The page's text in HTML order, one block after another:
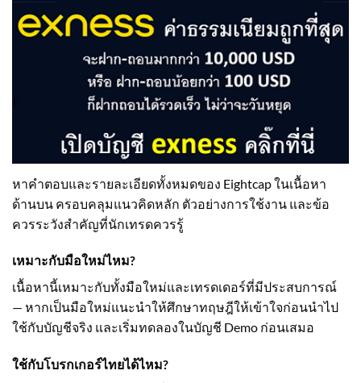
หาคำตอบและรายละเอียดทั้งหมดของ Eightcap ในเนื้อหา
ด้านบน ครอบคลุมแนวคิดหลัก ตัวอย่างการใช้งาน และข้อ
ควรระวังสำคัญที่นักเทรดควรรู้
เหมาะกับมือใหม่ไหม?
เนื้อหานี้เหมาะกับทั้งมือใหม่และเทรดเดอร์ที่มีประสบการณ์
— หากเป็นมือใหม่แนะนำให้ศึกษาทฤษฎีให้เข้าใจก่อนนำไป
ใช้กับบัญชีจริง และเริ่มทดลองในบัญชี Demo ก่อนเสมอ
ใช้กับโบรกเกอร์ไทยได้ไหม?